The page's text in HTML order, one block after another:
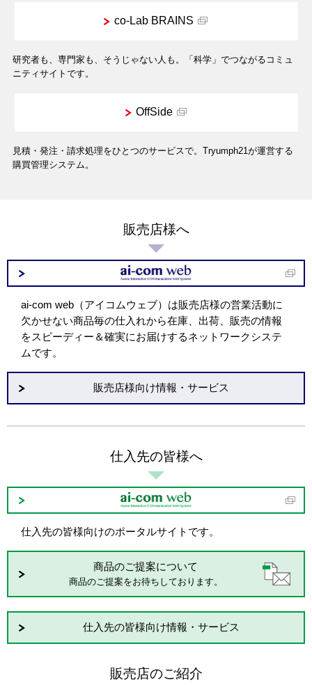
co-Lab BRAINS
研究者も、専門家も、そうじゃない人も。「科学」でつながるコミュ
ニティサイトです。
OffSide
見積・発注・請求処理をひとつのサービスで。Tryumph21が運営する
購買管理システム。
販売店様へ
ai-com web（アイコムウェブ）は販売店様の営業活動に
欠かせない商品毎の仕入れから在庫、出荷、販売の情報
をスピーディー＆確実にお届けするネットワークシステ
ムです。
販売店様向け情報・サービス
仕入先の皆様へ
仕入先の皆様向けのポータルサイトです。
商品のご提案について
商品のご提案をお待ちしております。
仕入先の皆様向け情報・サービス
販売店のご紹介